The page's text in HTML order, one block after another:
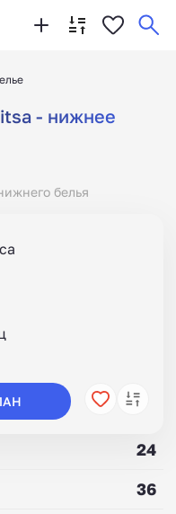
- нижнее
белья
24
36